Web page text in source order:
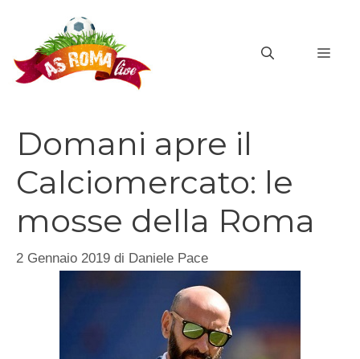
contenuto
Domani apre il
Calciomercato: le
mosse della Roma
2 Gennaio 2019 di Daniele Pace